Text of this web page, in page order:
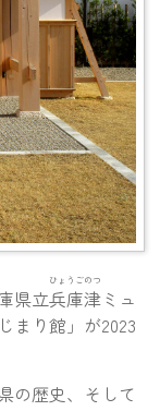
県立兵庫津
ひょうごのつ
ミュ
まり館」が2023
の歴史、そして